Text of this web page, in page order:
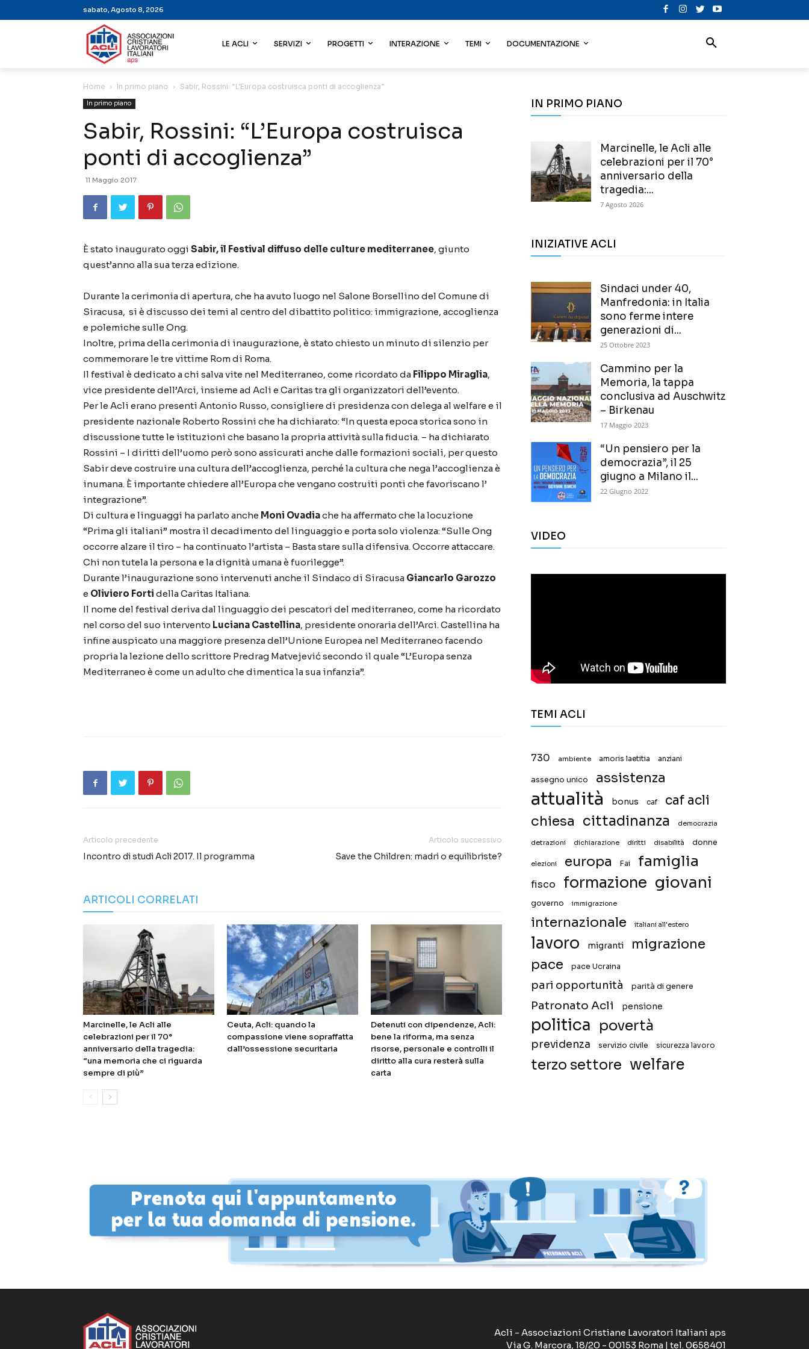
sabato, Agosto 8, 2026
LE ACLI SERVIZI PROGETTI INTERAZIONE TEMI DOCUMENTAZIONE
Home In primo piano Sabir, Rossini: “L’Europa costruisca ponti di accoglienza”
In primo piano
Sabir, Rossini: “L’Europa costruisca
ponti di accoglienza”
11 Maggio 2017
È stato inaugurato oggi Sabir, il Festival diffuso delle culture mediterranee, giunto
quest’anno alla sua terza edizione.
Durante la cerimonia di apertura, che ha avuto luogo nel Salone Borsellino del Comune di
Siracusa, si è discusso dei temi al centro del dibattito politico: immigrazione, accoglienza
e polemiche sulle Ong.
Inoltre, prima della cerimonia di inaugurazione, è stato chiesto un minuto di silenzio per
commemorare le tre vittime Rom di Roma.
Il festival è dedicato a chi salva vite nel Mediterraneo, come ricordato da Filippo Miraglia,
vice presidente dell’Arci, insieme ad Acli e Caritas tra gli organizzatori dell’evento.
Per le Acli erano presenti Antonio Russo, consigliere di presidenza con delega al welfare e il
presidente nazionale Roberto Rossini che ha dichiarato: “In questa epoca storica sono in
discussione tutte le istituzioni che basano la propria attività sulla fiducia. – ha dichiarato
Rossini – I diritti dell’uomo però sono assicurati anche dalle formazioni sociali, per questo
Sabir deve costruire una cultura dell’accoglienza, perché la cultura che nega l’accoglienza è
inumana. È importante chiedere all’Europa che vengano costruiti ponti che favoriscano l’
integrazione”.
Di cultura e linguaggi ha parlato anche Moni Ovadiache ha affermato che la locuzione
“Prima gli italiani” mostra il decadimento del linguaggio e porta solo violenza: “Sulle Ong
occorre alzare il tiro – ha continuato l’artista – Basta stare sulla difensiva. Occorre attaccare.
Chi non tutela la persona e la dignità umana è fuorilegge”.
Durante l’inaugurazione sono intervenuti anche il Sindaco di Siracusa Giancarlo Garozzo
e Oliviero Forti della Caritas Italiana.
Il nome del festival deriva dal linguaggio dei pescatori del mediterraneo, come ha ricordato
nel corso del suo intervento Luciana Castellina, presidente onoraria dell’Arci. Castellina ha
infine auspicato una maggiore presenza dell’Unione Europea nel Mediterraneo facendo
propria la lezione dello scrittore Predrag Matvejević secondo il quale “L’Europa senza
Mediterraneo è come un adulto che dimentica la sua infanzia”.
Articolo precedente
Incontro di studi Acli 2017. Il programma
Articolo successivo
Save the Children: madri o equilibriste?
ARTICOLI CORRELATI
Marcinelle, le Acli alle
celebrazioni per il 70°
anniversario della tragedia:
“una memoria che ci riguarda
sempre di più”
Ceuta, Acli: quando la
compassione viene sopraffatta
dall’ossessione securitaria
Detenuti con dipendenze, Acli:
bene la riforma, ma senza
risorse, personale e controlli il
diritto alla cura resterà sulla
carta
IN PRIMO PIANO
Marcinelle, le Acli alle
celebrazioni per il 70°
anniversario della
tragedia:...
7 Agosto 2026
INIZIATIVE ACLI
Sindaci under 40,
Manfredonia: in Italia
sono ferme intere
generazioni di...
25 Ottobre 2023
Cammino per la
Memoria, la tappa
conclusiva ad Auschwitz
– Birkenau
17 Maggio 2023
“Un pensiero per la
democrazia”, il 25
giugno a Milano il...
22 Giugno 2022
VIDEO
TEMI ACLI
730 ambiente amoris laetitia anziani
assegno unico assistenza
attualità bonus caf caf acli
chiesa cittadinanza democrazia
detrazioni dichiarazione diritti disabilità donne
elezioni europa Fai famiglia
fisco formazione giovani
governo immigrazione
internazionale italiani all'estero
lavoro migranti
migrazione
pace
pace Ucraina
pari opportunità parità di genere
Patronato Acli pensione
politica povertà
previdenza servizio civile sicurezza lavoro
terzo settore welfare
Acli - Associazioni Cristiane Lavoratori Italiani aps
Via G. Marcora, 18/20 - 00153 Roma | tel. 0658401